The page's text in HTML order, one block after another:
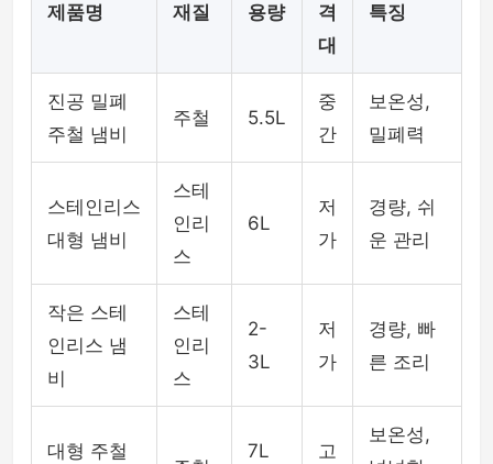
제품명 재질 용량
격
대
특징
진공 밀폐
주철 냄비
주철 5.5L
중
간
보온성,
밀폐력
스테인리스
대형 냄비
스테
인리
스
6L
저
가
경량, 쉬
운 관리
작은 스테
인리스 냄
비
스테
인리
스
2-
3L
저
가
경량, 빠
른 조리
대형 주철
7L
고
보온성,